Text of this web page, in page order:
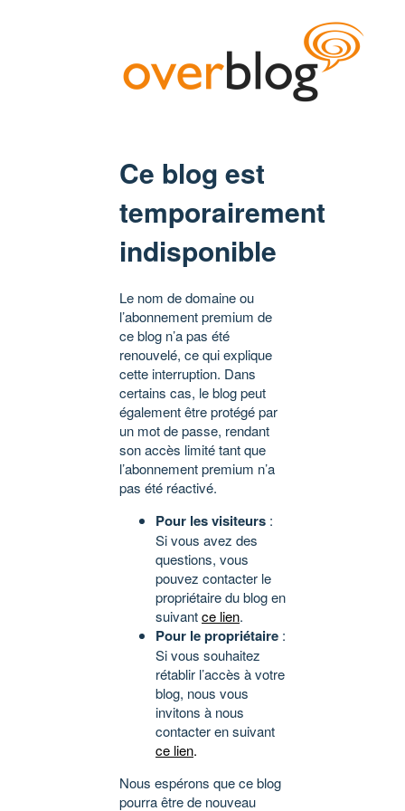
Ce blog est
temporairement
indisponible
Le nom de domaine ou
l’abonnement premium de
ce blog n’a pas été
renouvelé, ce qui explique
cette interruption. Dans
certains cas, le blog peut
également être protégé par
un mot de passe, rendant
son accès limité tant que
l’abonnement premium n’a
pas été réactivé.
Pour les visiteurs :
Si vous avez des
questions, vous
pouvez contacter le
propriétaire du blog en
suivantce lien.
Pour le propriétaire :
Si vous souhaitez
rétablir l’accès à votre
blog, nous vous
invitons à nous
contacter en suivant
ce lien.
Nous espérons que ce blog
pourra être de nouveau